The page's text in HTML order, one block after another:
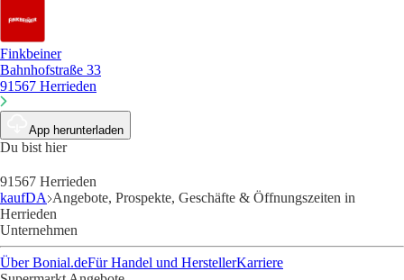
Finkbeiner
Bahnhofstraße 33
91567 Herrieden
App herunterladen
Du bist hier
91567 Herrieden
kaufDA Angebote, Prospekte, Geschäfte & Öffnungszeiten in
Herrieden
Unternehmen
Über Bonial.deFür Handel und HerstellerKarriere